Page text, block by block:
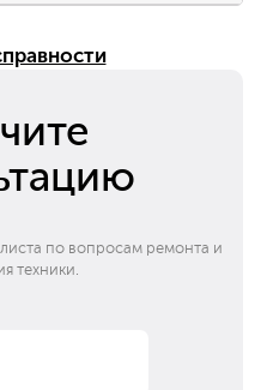
по вопросам ремонта и
техники.